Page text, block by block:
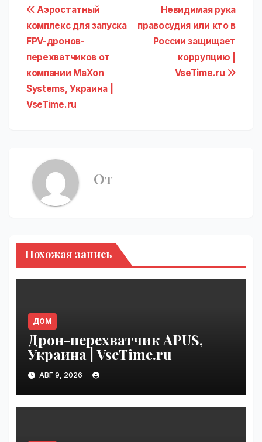
Навигация
по
записям
Невидимая рука
правосудия или кто в
России защищает
коррупцию |
VseTime.ru
Аэростатный
комплекс для запуска
FPV-дронов-
перехватчиков от
компании MaXon
Systems, Украина |
VseTime.ru
От
Похожая запись
ДОМ
Дрон-перехватчик APUS,
Украина | VseTime.ru
АВГ 9, 2026